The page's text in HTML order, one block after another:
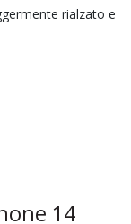
rialzato e
14